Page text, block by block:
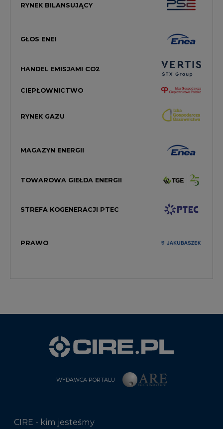
RYNEK BILANSUJĄCY
GŁOS ENEI
HANDEL EMISJAMI CO2
CIEPŁOWNICTWO
RYNEK GAZU
MAGAZYN ENERGII
TOWAROWA GIEŁDA ENERGII
STREFA KOGENERACJI PTEC
PRAWO
WYDAWCA PORTALU
CIRE - kim jesteśmy